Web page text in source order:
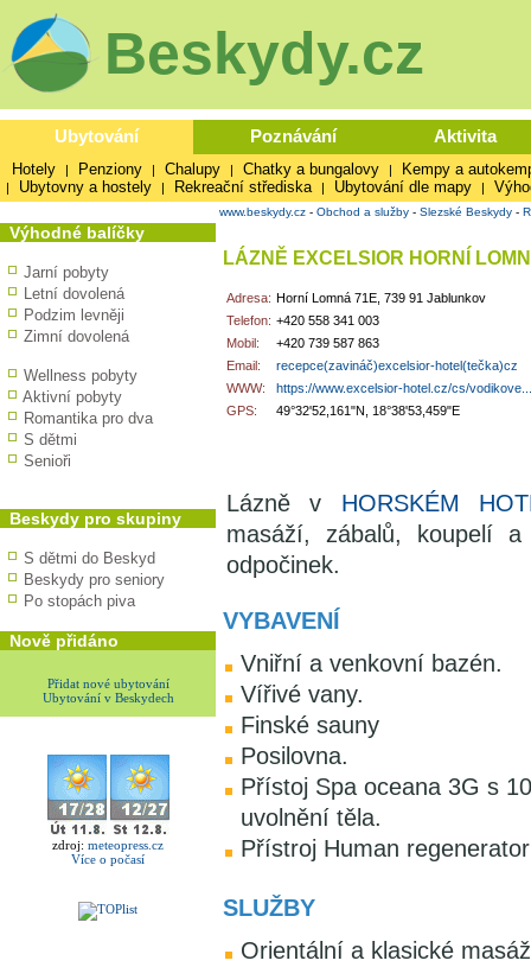
Beskydy.cz
Ubytování Poznávání Aktivita
Hotely | Penziony | Chalupy | Chatky a bungalovy | Kempy a
| Ubytovny a hostely | Rekreační střediska | Ubytování dle mapy |
Výhodné balíčky
Jarní pobyty
Letní dovolená
Podzim levněji
Zimní dovolená
Wellness pobyty
Aktivní pobyty
Romantika pro dva
S dětmi
Senioři
Beskydy pro skupiny
S dětmi do Beskyd
Beskydy pro seniory
Po stopách piva
Nově přidáno
Přidat nové ubytování
Ubytování v Beskydech
zdroj: meteopress.cz
Více o počasí
www.beskydy.cz - Obchod a služby - Slezské Beskydy -
LÁZNĚ EXCELSIOR HORNÍ
Adresa: Horní Lomná 71E, 739 91 Jablunkov
Telefon: +420 558 341 003
Mobil:
+420 739 587 863
Email:
recepce(zavináč)excelsior-hotel(tečka)cz
WWW:
https://www.excelsior-hotel.cz/cs/vodikove...
GPS:
49°32'52,161"N, 18°38'53,459"E
Lázně v HORSKÉM
masáží, zábalů, koupelí
odpočinek.
VYBAVENÍ
Vniřní a venkovní bazén.
Vířivé vany.
Finské sauny
Posilovna.
Přístoj Spa oceana 3G s
uvolnění těla.
Přístroj Human
SLUŽBY
Orientální a klasické